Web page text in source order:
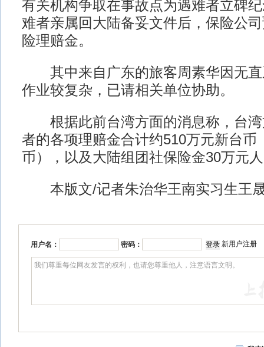
有关机构争取在事故点为遇难者立碑
难者亲属回大陆备妥文件后，保险公
险理赔金。
其中来自广东的旅客周素华因无直
作业较复杂，已请相关单位协助。
根据此前台湾方面的消息称，台湾
者的各项理赔金合计约510万元新台币
币），以及大陆组团社保险金30万元
本版文/记者朱治华王南实习生王
用户名： 密码： 新用户注册